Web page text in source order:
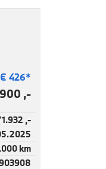
€ 426*
,-
,-
km